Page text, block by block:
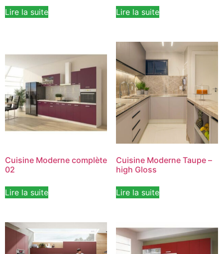
Lire la suite Lire la suite
Cuisine Moderne complète
02
Lire la suite
Cuisine Moderne Taupe –
high Gloss
Lire la suite